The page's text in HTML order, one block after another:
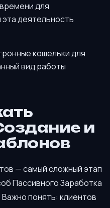
для
деятельность
кошельки для
вид работы
и
— самый сложный этап
Пассивного Заработка
понять: клиентов